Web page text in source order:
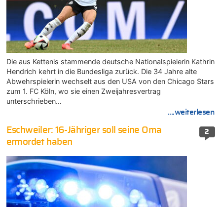
Die aus Kettenis stammende deutsche Nationalspielerin Kathrin
Hendrich kehrt in die Bundesliga zurück. Die 34 Jahre alte
Abwehrspielerin wechselt aus den USA von den Chicago Stars
zum 1. FC Köln, wo sie einen Zweijahresvertrag
unterschrieben…
....weiterlesen
2
Eschweiler: 16-Jähriger soll seine Oma
ermordet haben